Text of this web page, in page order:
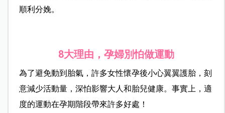
順利分娩。
8大理由，孕婦別怕做運動
為了避免動到胎氣，許多女性懷孕後小心翼翼護胎，刻
意減少活動量，深怕影響大人和胎兒健康。事實上，適
度的運動在孕期階段帶來許多好處！